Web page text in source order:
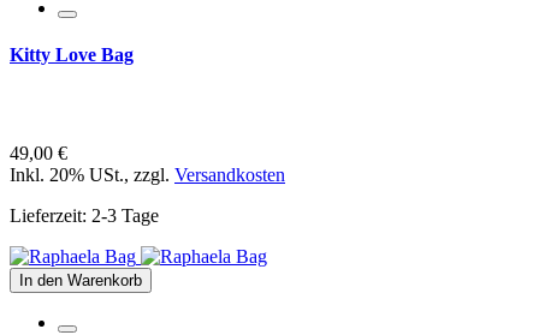
Kitty Love Bag
49,00 €
Inkl. 20% USt., zzgl. Versandkosten
Lieferzeit: 2-3 Tage
In den Warenkorb